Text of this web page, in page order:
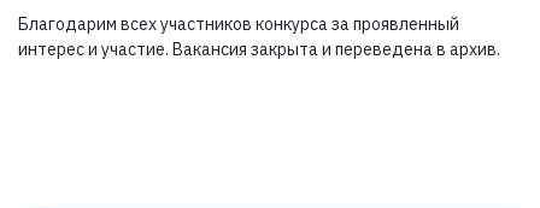
Благодарим всех участников конкурса за проявленный
интерес и участие. Вакансия закрыта и переведена в архив.